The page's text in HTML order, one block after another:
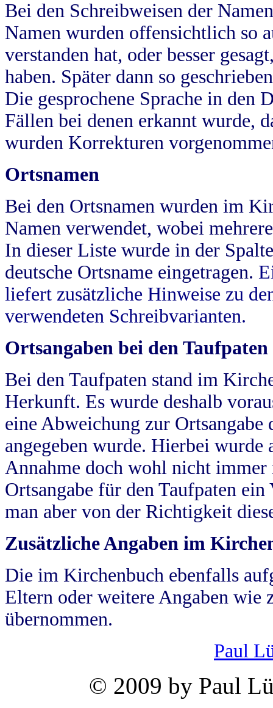
Bei den Schreibweisen der
Namen wurden offensichtlich so
verstanden hat, oder besser
haben. Später dann so
Die gesprochene Sprache in
Fällen bei denen erkannt wurde,
wurden Korrekturen
Ortsnamen
Bei den Ortsnamen wurden im
Namen verwendet, wobei
In dieser Liste wurde in der
deutsche Ortsname eingetragen.
liefert zusätzliche Hinweise zu
verwendeten Schreibvarianten.
Ortsangaben bei den Taufpaten
Bei den Taufpaten stand im
Herkunft. Es wurde deshalb
eine Abweichung zur
angegeben wurde. Hierbei wurde
Annahme doch wohl nicht
Ortsangabe für den Taufpaten
man aber von der Richtigkeit
Zusätzliche Angaben im
Die im Kirchenbuch ebenfalls
Eltern oder weitere Angaben wie
übernommen.
Paul
© 2009 by Paul